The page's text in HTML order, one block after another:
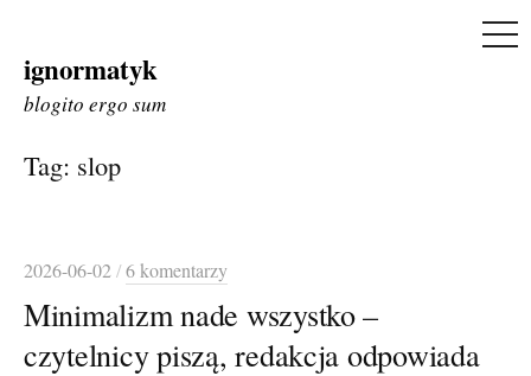
Skip
to
ignormatyk
blogito ergo sum
Tag: slop
2026-06-02/6 komentarzy
Minimalizm nade wszystko –
czytelnicy piszą, redakcja odpowiada